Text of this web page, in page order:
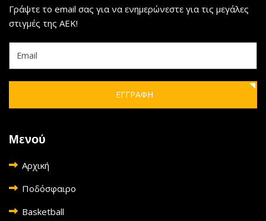
Γράψτε το email σας για να ενημερώνεστε για τις μεγάλες
στιγμές της ΑΕΚ!
ΕΓΓΡΑΦΗ
Μενού
Αρχική
Ποδόσφαιρο
Basketball